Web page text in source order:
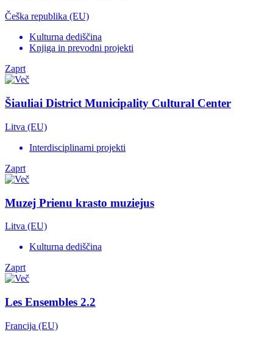
Češka republika (EU)
Kulturna dediščina
Knjiga in prevodni projekti
Zaprt
Šiauliai District Municipality Cultural Center
Litva (EU)
Interdisciplinarni projekti
Zaprt
Muzej Prienu krasto muziejus
Litva (EU)
Kulturna dediščina
Zaprt
Les Ensembles 2.2
Francija (EU)